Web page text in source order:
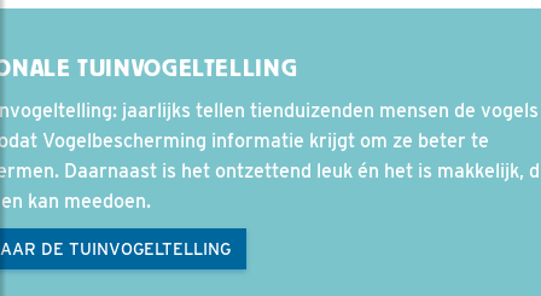
TUINVOGELTELLING
jaarlijks tellen tienduizenden mensen de
Vogelbescherming informatie krijgt om ze beter te
Daarnaast is het ontzettend leuk én het is makkelijk,
kan meedoen.
DE TUINVOGELTELLING